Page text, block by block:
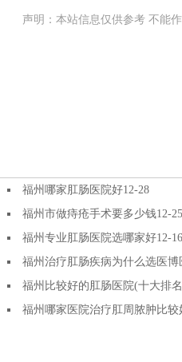
声明：本站信息仅供参考 不能
福州哪家肛肠医院好12-28
福州市做痔疮手术要多少钱12-25
福州专业肛肠医院选哪家好12-16
福州治疗肛肠疾病为什么选医博
福州比较好的肛肠医院(十大排
福州哪家医院治疗肛周脓肿比较